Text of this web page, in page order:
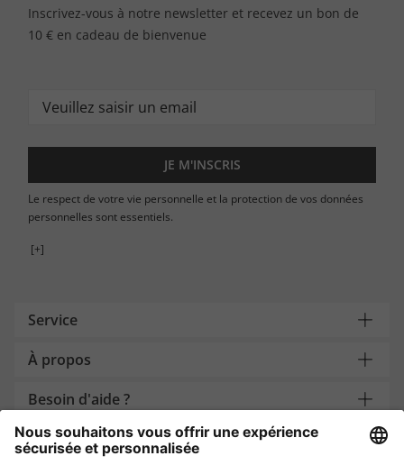
Inscrivez-vous à notre newsletter et recevez un bon de
10 € en cadeau de bienvenue
JE M'INSCRIS
Le respect de votre vie personnelle et la protection de vos données
personnelles sont essentiels.
[+]
Service
À propos
Besoin d'aide ?
Payment and Delivery